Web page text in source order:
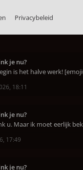
Privacybeleid
je nu?
is het halve werk!
18:11
je nu?
u. Maar ik moet eerlijk
17:49
je nu?